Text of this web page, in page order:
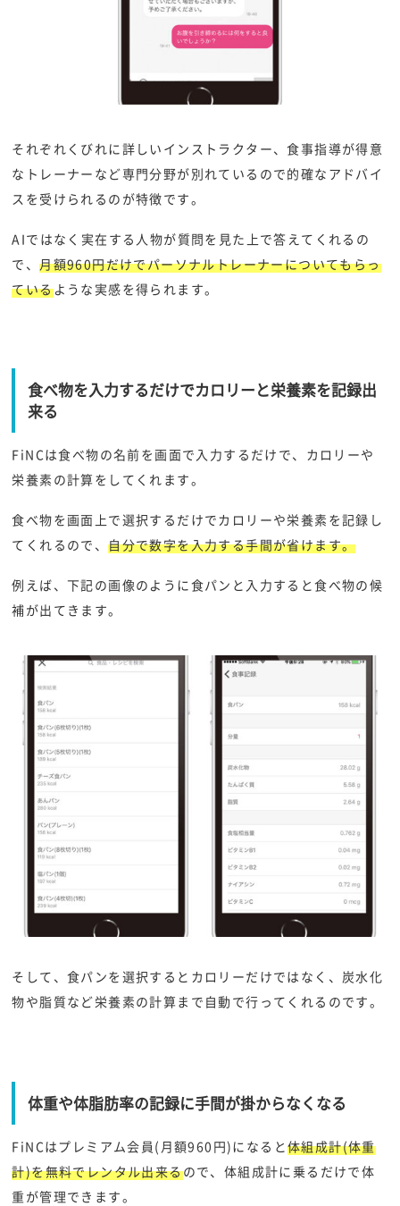
それぞれくびれに詳しいインストラクター、食事指導が得意
なトレーナーなど専門分野が別れているので的確なアドバイ
スを受けられるのが特徴です。
AIではなく実在する人物が質問を見た上で答えてくれるの
で、月額960円だけでパーソナルトレーナーについてもらっ
ているような実感を得られます。
食べ物を入力するだけでカロリーと栄養素を記録出
来る
FiNCは食べ物の名前を画面で入力するだけで、カロリーや
栄養素の計算をしてくれます。
食べ物を画面上で選択するだけでカロリーや栄養素を記録し
てくれるので、自分で数字を入力する手間が省けます。
例えば、下記の画像のように食パンと入力すると食べ物の候
補が出てきます。
そして、食パンを選択するとカロリーだけではなく、炭水化
物や脂質など栄養素の計算まで自動で行ってくれるのです。
体重や体脂肪率の記録に手間が掛からなくなる
FiNCはプレミアム会員(月額960円)になると体組成計(体重
計)を無料でレンタル出来るので、体組成計に乗るだけで体
重が管理できます。